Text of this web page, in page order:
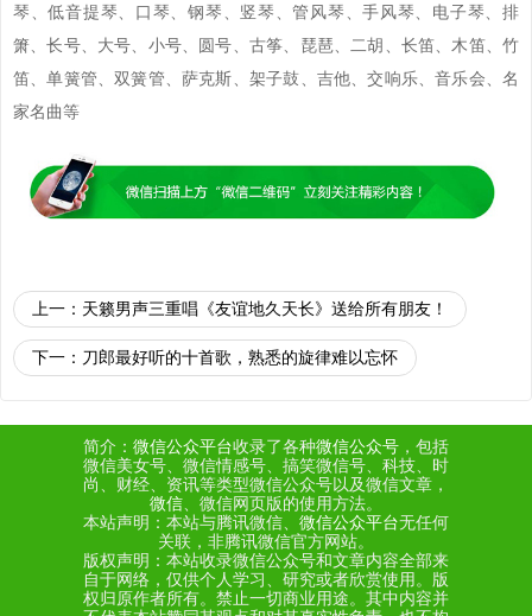
琴、低音提琴、口琴、钢琴、竖琴、管风琴、手风琴、电子琴、排
箫、长号、大号、小号、圆号、古筝、琵琶、二胡、长笛、木笛、竹
笛、单簧管、双簧管、萨克斯、架子鼓、吉他、交响乐、音乐会、名
家名曲等
上一： 天籁男声三重唱《友谊地久天长》送给所有朋友！
下一： 刀郎最好听的十首歌，熟悉的旋律难以忘怀
简介： 微信公众平台收录了各种微信公众号 ，包括
微信美女号、微信情感号、搞笑微信号、科技、时
尚、财经、资讯等类型微信公众号以及微信文章，
微信 、微信网页版的使用方法。
本站声明：本站与腾讯微信、 微信公众平台无任何
关联，非腾讯微信官方网站。
版权声明：本站收录微信公众号和文章内容全部来
自于网络，仅供个人学习、研究或者欣赏使用。版
权归原作者所有。禁止一切商业用途。其中内容并